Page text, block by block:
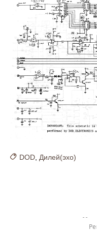
DOD Дилей(эхо)